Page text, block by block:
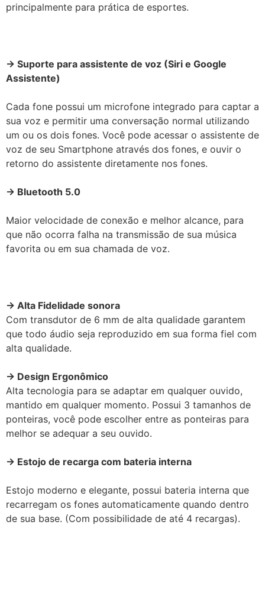
principalmente para prática de esportes.
→ Suporte para assistente de voz (Siri e Google
Assistente)
Cada fone possui um microfone integrado para captar a
sua voz e permitir uma conversação normal utilizando
um ou os dois fones. Você pode acessar o assistente de
voz de seu Smartphone através dos fones, e ouvir o
retorno do assistente diretamente nos fones.
→ Bluetooth 5.0
Maior velocidade de conexão e melhor alcance, para
que não ocorra falha na transmissão de sua música
favorita ou em sua chamada de voz.
→ Alta Fidelidade sonora
Com transdutor de 6 mm de alta qualidade garantem
que todo áudio seja reproduzido em sua forma fiel com
alta qualidade.
→ Design Ergonômico
Alta tecnologia para se adaptar em qualquer ouvido,
mantido em qualquer momento. Possui 3 tamanhos de
ponteiras, você pode escolher entre as ponteiras para
melhor se adequar a seu ouvido.
→ Estojo de recarga com bateria interna
Estojo moderno e elegante, possui bateria interna que
recarregam os fones automaticamente quando dentro
de sua base. (Com possibilidade de até 4 recargas).